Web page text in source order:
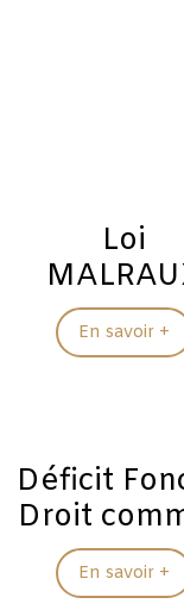
Loi
En savoir +
Déficit
Droit
En savoir +